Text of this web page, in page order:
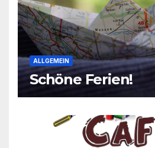
ALLGEMEIN
Schöne Ferien!